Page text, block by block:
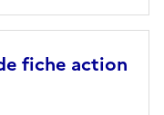
fiche action